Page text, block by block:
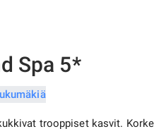
Spa 5*
trooppiset kasvit.